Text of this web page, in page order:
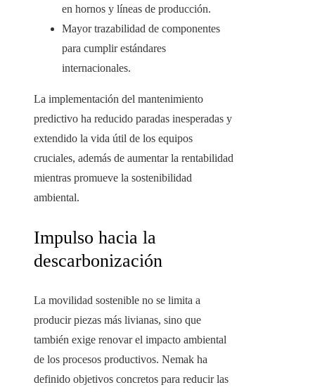
en hornos y líneas de producción.
Mayor trazabilidad de componentes
para cumplir estándares
internacionales.
La implementación del mantenimiento
predictivo ha reducido paradas inesperadas y
extendido la vida útil de los equipos
cruciales, además de aumentar la rentabilidad
mientras promueve la sostenibilidad
ambiental.
Impulso hacia la
descarbonización
La movilidad sostenible no se limita a
producir piezas más livianas, sino que
también exige renovar el impacto ambiental
de los procesos productivos. Nemak ha
definido objetivos concretos para reducir las